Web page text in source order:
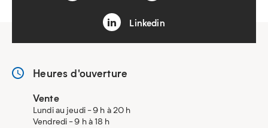
Linkedin
Heures d'ouverture
Vente
Lundi au jeudi - 9 h à 20 h
Vendredi - 9 h à 18 h